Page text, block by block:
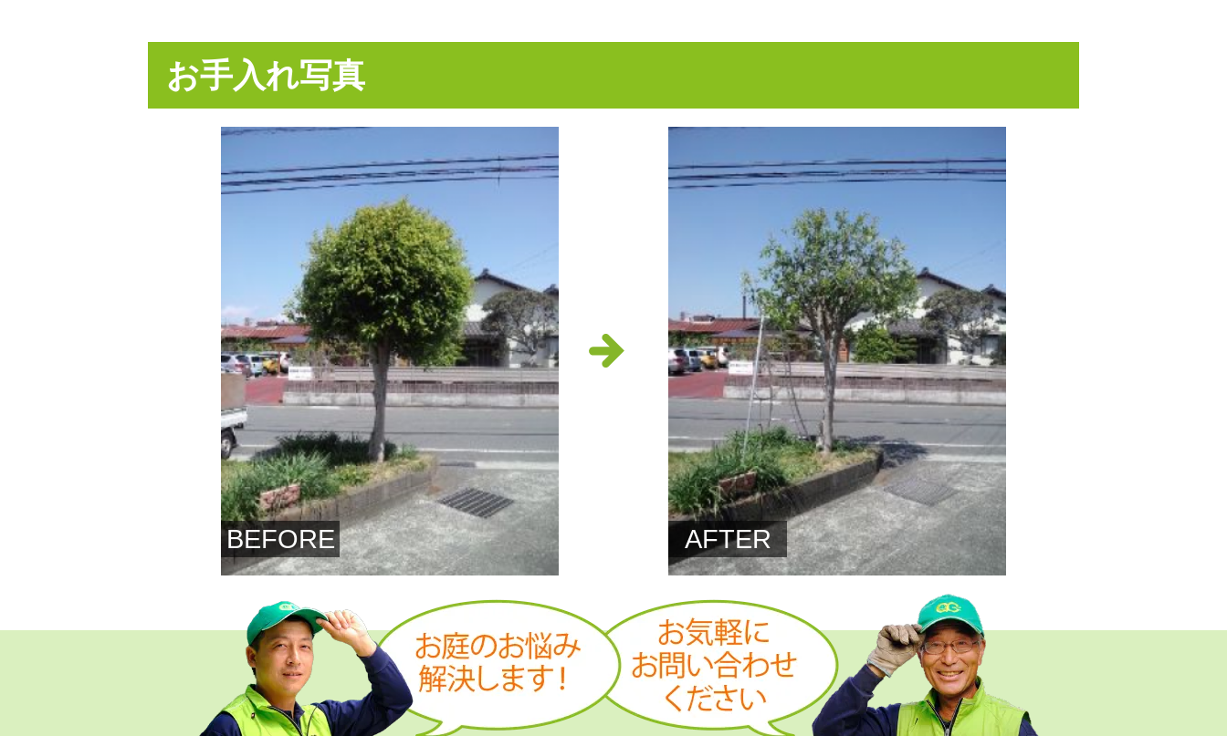
お手入れ写真
BEFORE AFTER